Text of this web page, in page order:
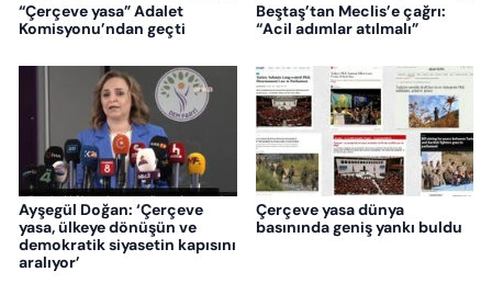
“Çerçeve yasa” Adalet
Komisyonu’ndan geçti
Beştaş’tan Meclis’e çağrı:
“Acil adımlar atılmalı”
Ayşegül Doğan: ‘Çerçeve
yasa, ülkeye dönüşün ve
demokratik siyasetin kapısını
aralıyor’
Çerçeve yasa dünya
basınında geniş yankı buldu